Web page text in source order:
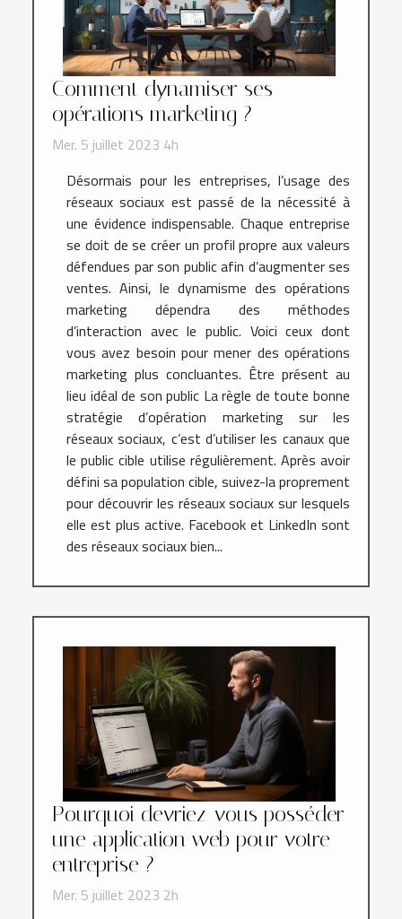
Comment dynamiser ses
opérations marketing ?
Mer. 5 juillet 2023 4h
Désormais pour les entreprises, l’usage des
réseaux sociaux est passé de la nécessité à
une évidence indispensable. Chaque entreprise
se doit de se créer un profil propre aux valeurs
défendues par son public afin d’augmenter ses
ventes. Ainsi, le dynamisme des opérations
marketing dépendra des méthodes
d’interaction avec le public. Voici ceux dont
vous avez besoin pour mener des opérations
marketing plus concluantes. Être présent au
lieu idéal de son public La règle de toute bonne
stratégie d’opération marketing sur les
réseaux sociaux, c’est d’utiliser les canaux que
le public cible utilise régulièrement. Après avoir
défini sa population cible, suivez-la proprement
pour découvrir les réseaux sociaux sur lesquels
elle est plus active. Facebook et LinkedIn sont
des réseaux sociaux bien...
Pourquoi devriez-vous posséder
une application web pour votre
entreprise ?
Mer. 5 juillet 2023 2h